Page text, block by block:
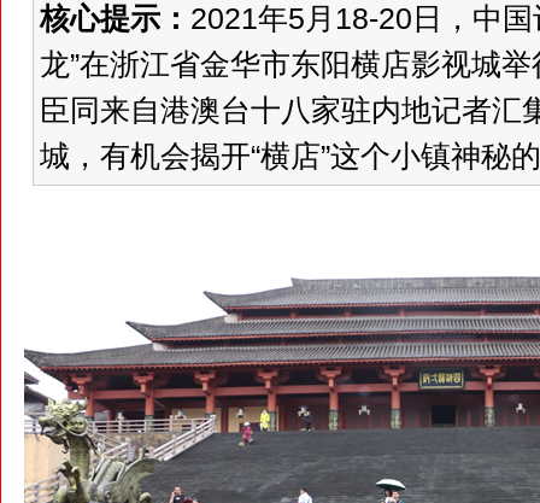
核心提示： 2021年5月18-20日，中
龙”在浙江省金华市东阳横店影视城
臣同来自港澳台十八家驻内地记者汇
城，有机会揭开“横店”这个小镇神秘